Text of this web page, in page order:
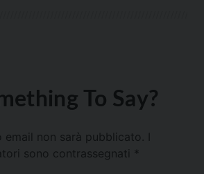
To Say?
email non sarà pubblicato.
sono contrassegnati *